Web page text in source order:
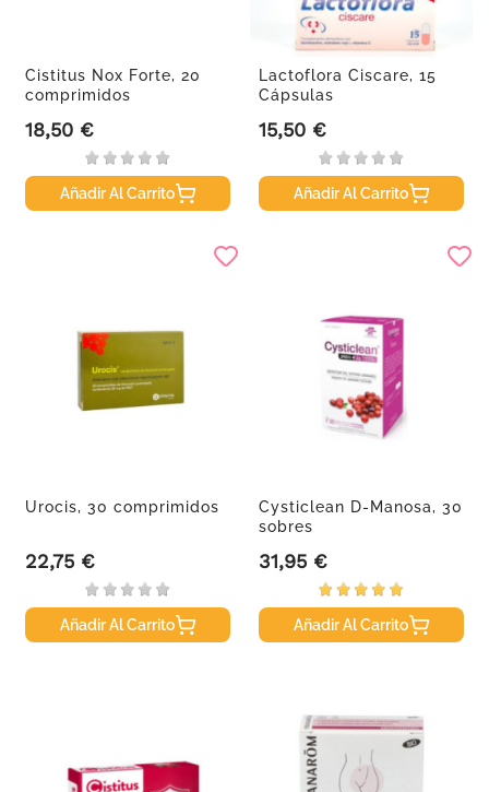
Cistitus Nox Forte, 20
comprimidos
Precio
18,50 €
Añadir Al Carrito
Lactoflora Ciscare, 15
Cápsulas
Precio
15,50 €
Añadir Al Carrito
Urocis, 30 comprimidos
Precio
22,75 €
Añadir Al Carrito
Cysticlean D-Manosa, 30
sobres
Precio
31,95 €
Añadir Al Carrito